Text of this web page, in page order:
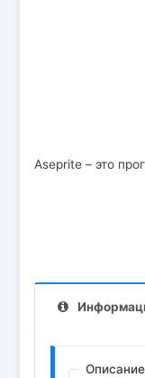
Aseprite – это